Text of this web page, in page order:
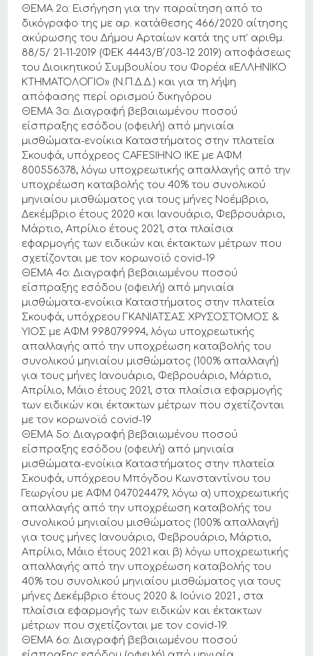
ΘΕΜΑ 2ο: Εισήγηση για την παραίτηση από το
δικόγραφο της με αρ. κατάθεσης 466/2020 αίτησης
ακύρωσης του Δήμου Αρταίων κατά της υπ’ αριθμ.
88/5/ 21-11-2019 (ΦΕΚ 4443/Β΄/03-12 2019) αποφάσεως
του Διοικητικού Συμβουλίου του Φορέα «ΕΛΛΗΝΙΚΟ
ΚΤΗΜΑΤΟΛΟΓΙΟ» (Ν.Π.Δ.Δ.) και για τη λήψη
απόφασης περί ορισμού δικηγόρου
ΘΕΜΑ 3ο: Διαγραφή βεβαιωμένου ποσού
είσπραξης εσόδου (οφειλή) από μηνιαία
μισθώματα-ενοίκια Καταστήματος στην πλατεία
Σκουφά, υπόχρεος CAFESIHNO IKE με ΑΦΜ
800556378, λόγω υποχρεωτικής απαλλαγής από την
υποχρέωση καταβολής του 40% του συνολικού
μηνιαίου μισθώματος για τους μήνες Νοέμβριο,
Δεκέμβριο έτους 2020 και Ιανουάριο, Φεβρουάριο,
Μάρτιο, Απρίλιο έτους 2021, στα πλαίσια
εφαρμογής των ειδικών και έκτακτων μέτρων που
σχετίζονται με τον κορωνοϊό covid-19
ΘΕΜΑ 4ο: Διαγραφή βεβαιωμένου ποσού
είσπραξης εσόδου (οφειλή) από μηνιαία
μισθώματα-ενοίκια Καταστήματος στην πλατεία
Σκουφά, υπόχρεου ΓΚΑΝΙΑΤΣΑΣ ΧΡΥΣΟΣΤΟΜΟΣ &
ΥΙΟΣ με ΑΦΜ 998079994, λόγω υποχρεωτικής
απαλλαγής από την υποχρέωση καταβολής του
συνολικού μηνιαίου μισθώματος (100% απαλλαγή)
για τους μήνες Ιανουάριο, Φεβρουάριο, Μάρτιο,
Απρίλιο, Μάιο έτους 2021, στα πλαίσια εφαρμογής
των ειδικών και έκτακτων μέτρων που σχετίζονται
με τον κορωνοϊό covid-19
ΘΕΜΑ 5ο: Διαγραφή βεβαιωμένου ποσού
είσπραξης εσόδου (οφειλή) από μηνιαία
μισθώματα-ενοίκια Καταστήματος στην πλατεία
Σκουφά, υπόχρεου Μπόγδου Κωνσταντίνου του
Γεωργίου με ΑΦΜ 047024479, λόγω α) υποχρεωτικής
απαλλαγής από την υποχρέωση καταβολής του
συνολικού μηνιαίου μισθώματος (100% απαλλαγή)
για τους μήνες Ιανουάριο, Φεβρουάριο, Μάρτιο,
Απρίλιο, Μάιο έτους 2021 και β) λόγω υποχρεωτικής
απαλλαγής από την υποχρέωση καταβολής του
40% του συνολικού μηνιαίου μισθώματος για τους
μήνες Δεκέμβριο έτους 2020 & Ιούνιο 2021 , στα
πλαίσια εφαρμογής των ειδικών και έκτακτων
μέτρων που σχετίζονται με τον covid-19.
ΘΕΜΑ 6ο: Διαγραφή βεβαιωμένου ποσού